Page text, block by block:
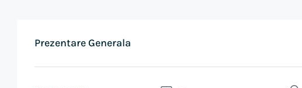
Prezentare Generala